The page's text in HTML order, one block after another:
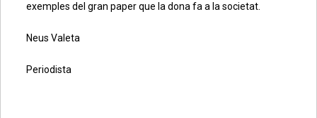
exemples del gran paper que la dona fa a la societat.
Neus Valeta
Periodista